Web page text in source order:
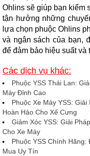
Ohlins sẽ giúp bạn kiểm
tận hưởng những
lựa chọn phuộc Ohlins
và ngân sách của bạn,
để đảm bảo hiệu suất và
Các dịch vụ khác:
Phuộc YSS Thái Lan:
Máy Đỉnh Cao
Phuộc Xe Máy YSS:
Hoàn Hảo Cho Xế Cưng
Giảm Xóc YSS: Giải
Cho Xe Máy
Phuộc YSS Chính
Mua Uy Tín